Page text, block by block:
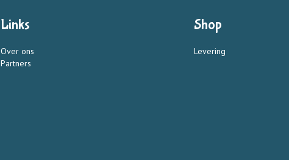
Links
Over ons
Partners
Shop
Levering